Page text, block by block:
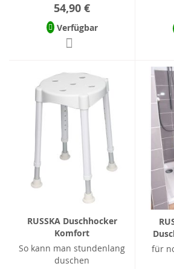
54,90 €
Verfügbar
RUSSKA Duschhocker
Komfort
So kann man stundenlang
duschen
für